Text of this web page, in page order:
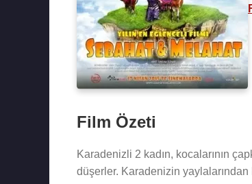
Film Özeti
Karadenizli 2 kadın, kocalarının
düşerler. Karadenizin yaylalarından